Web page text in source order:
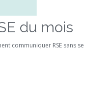
du mois
communiquer RSE sans se